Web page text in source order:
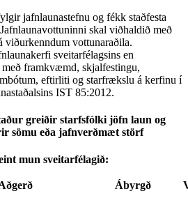
jafnlaunastefnu og fékk staðfesta
skal viðhaldið með
viðurkenndum vottunaraðila.
sveitarfélagsins en
framkvæmd, skjalfestingu,
eftirliti og starfrækslu á kerfinu í
IST 85:2012.
greiðir starfsfólki jöfn laun og
sömu eða jafnverðmæt störf
mun sveitarfélagið:
Ábyrgð